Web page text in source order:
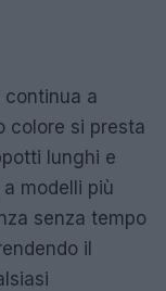
continua a
colore si presta
lunghi e
modelli più
senza tempo
il